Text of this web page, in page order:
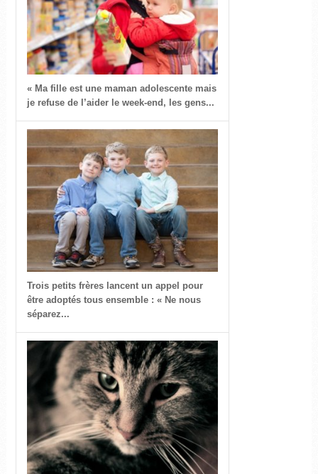
« Ma fille est une maman adolescente mais
je refuse de l’aider le week-end, les gens...
Trois petits frères lancent un appel pour
être adoptés tous ensemble : « Ne nous
séparez...